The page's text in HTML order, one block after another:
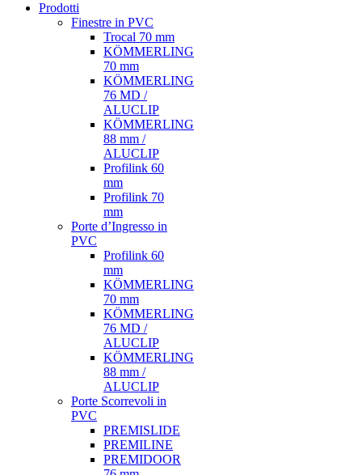
Prodotti
Finestre in PVC
Trocal 70 mm
KÖMMERLING
70 mm
KÖMMERLING
76 MD /
ALUCLIP
KÖMMERLING
88 mm /
ALUCLIP
Profilink 60
mm
Profilink 70
mm
Porte d’Ingresso in
PVC
Profilink 60
mm
KÖMMERLING
70 mm
KÖMMERLING
76 MD /
ALUCLIP
KÖMMERLING
88 mm /
ALUCLIP
Porte Scorrevoli in
PVC
PREMISLIDE
PREMILINE
PREMIDOOR